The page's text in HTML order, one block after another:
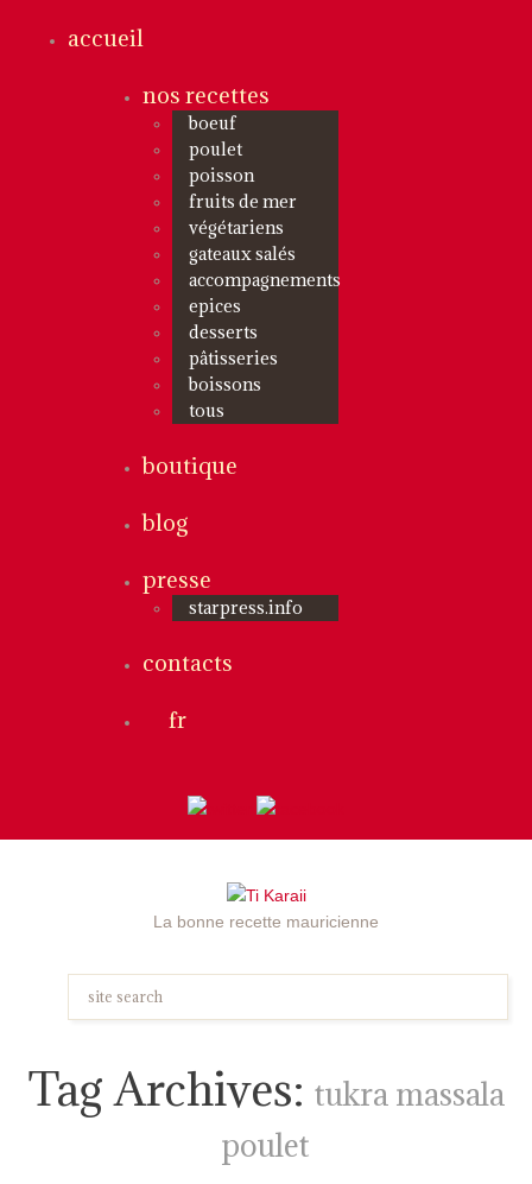
accueil
nos recettes
boeuf
poulet
poisson
fruits de mer
végétariens
gateaux salés
accompagnements
epices
desserts
pâtisseries
boissons
tous
boutique
blog
presse
starpress.info
contacts
fr
La bonne recette mauricienne
Tag Archives: tukra massala
poulet